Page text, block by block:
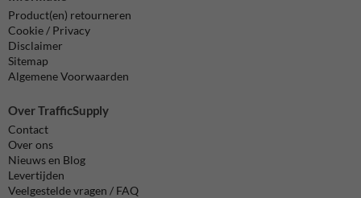
Product(en) retourneren
Cookie / Privacy
Disclaimer
Sitemap
Algemene Voorwaarden
Over TrafficSupply
Contact
Over ons
Nieuws en Blog
Levertijden
Veelgestelde vragen / FAQ